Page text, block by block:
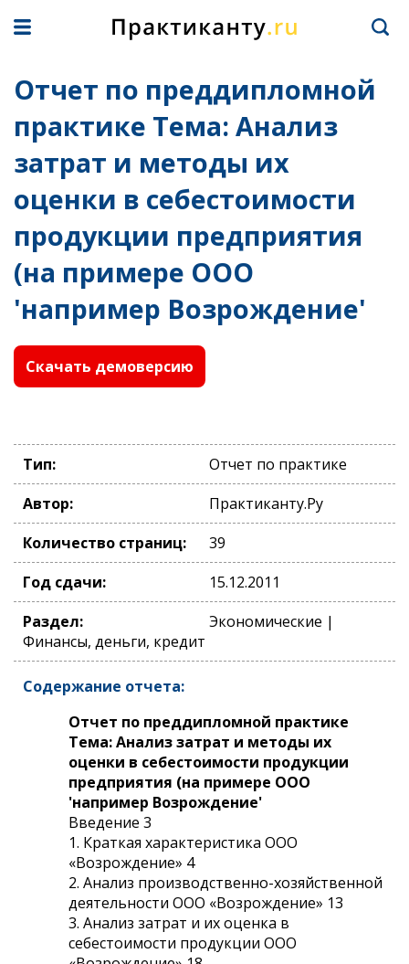
Отчет по преддипломной
практике Тема: Анализ
затрат и методы их
оценки в себестоимости
продукции предприятия
(на примере ООО
'например Возрождение'
Скачать демоверсию
Тип:
Отчет по практике
Автор:
Практиканту.Ру
Количество страниц:
39
Год сдачи:
15.12.2011
Раздел:
Экономические |
Финансы, деньги, кредит
Содержание отчета:
Отчет по преддипломной практике
Тема: Анализ затрат и методы их
оценки в себестоимости продукции
предприятия (на примере ООО
'например Возрождение'
Введение 3
1. Краткая характеристика ООО
«Возрождение» 4
2. Анализ производственно-хозяйственной
деятельности ООО «Возрождение» 13
3. Анализ затрат и их оценка в
себестоимости продукции ООО